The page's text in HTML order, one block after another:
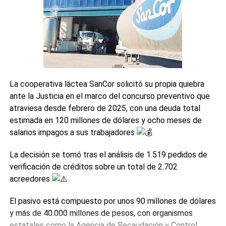
La cooperativa láctea SanCor solicitó su propia quiebra
ante la Justicia en el marco del concurso preventivo que
atraviesa desde febrero de 2025, con una deuda total
estimada en 120 millones de dólares y ocho meses de
salarios impagos a sus trabajadores
La decisión se tomó tras el análisis de 1.519 pedidos de
verificación de créditos sobre un total de 2.702
acreedores
El pasivo está compuesto por unos 90 millones de dólares
y más de 40.000 millones de pesos, con organismos